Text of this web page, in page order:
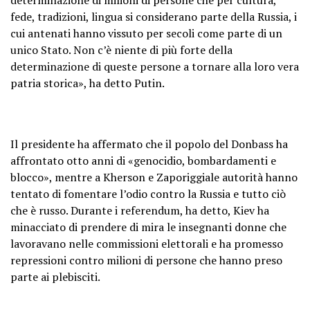
fede, tradizioni, lingua si considerano parte della Russia, i
cui antenati hanno vissuto per secoli come parte di un
unico Stato. Non c’è niente di più forte della
determinazione di queste persone a tornare alla loro vera
patria storica», ha detto Putin.
Il presidente ha affermato che il popolo del Donbass ha
affrontato otto anni di «genocidio, bombardamenti e
blocco», mentre a Kherson e Zaporiggiale autorità hanno
tentato di fomentare l’odio contro la Russia e tutto ciò
che è russo. Durante i referendum, ha detto, Kiev ha
minacciato di prendere di mira le insegnanti donne che
lavoravano nelle commissioni elettorali e ha promesso
repressioni contro milioni di persone che hanno preso
parte ai plebisciti.